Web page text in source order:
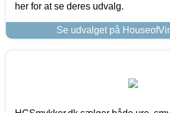
her for at se deres udvalg.
Se udvalget på